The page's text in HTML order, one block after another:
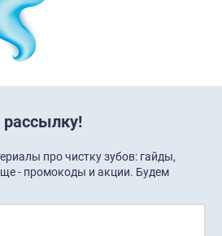
про чистку зубов: гайды,
- промокоды и акции. Будем